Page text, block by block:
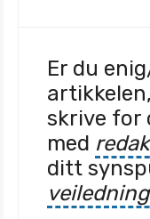
Er du
skrive for
med
ditt